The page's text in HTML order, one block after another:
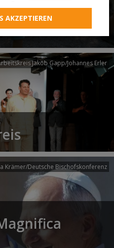
Via
Jakob Gapp/Johannes Erler
Krämer/Deutsche Bischofskonferenz
AKZEPTIEREN